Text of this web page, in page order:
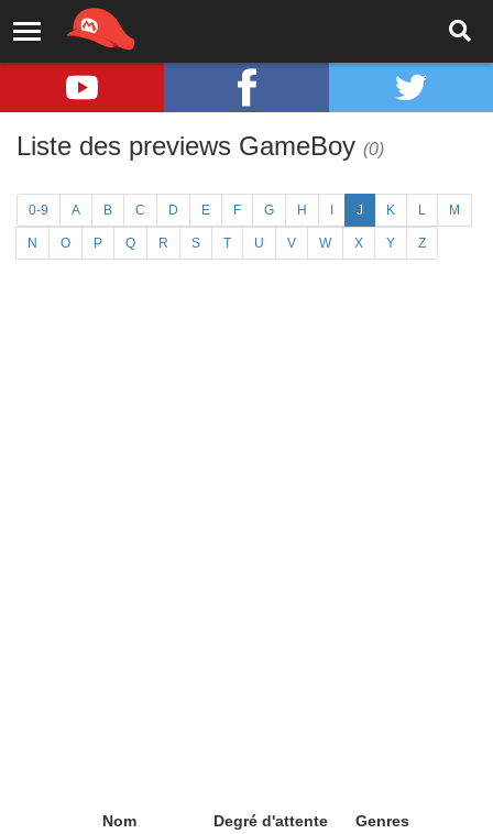
Liste des previews GameBoy (0)
0-9 A B C D E F G H J K L M
N O P Q R S T U V W X Y Z
Nom Degré d'attente Genres